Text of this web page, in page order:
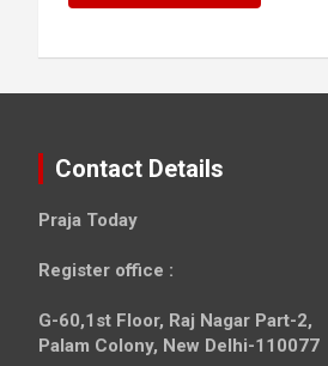
Contact Details
Praja Today
Register office :
G-60,1st Floor, Raj Nagar Part-2,
Palam Colony, New Delhi-110077